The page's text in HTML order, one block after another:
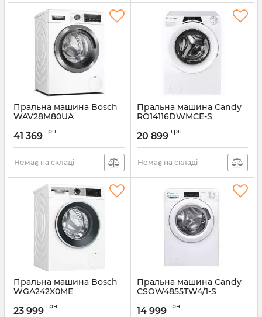
Пральна машина Bosch
WAV28M80UA
41 369 грн
Немає на складі
Пральна машина Candy
RO14116DWMCE-S
20 899 грн
Немає на складі
Пральна машина Bosch
WGA242X0ME
23 999 грн
Пральна машина Candy
CSOW4855TW4/1-S
14 999 грн